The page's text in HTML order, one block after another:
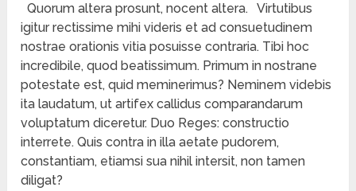
Quorum altera prosunt, nocent altera. Virtutibus
igitur rectissime mihi videris et ad consuetudinem
nostrae orationis vitia posuisse contraria. Tibi hoc
incredibile, quod beatissimum. Primum in nostrane
potestate est, quid meminerimus? Neminem videbis
ita laudatum, ut artifex callidus comparandarum
voluptatum diceretur. Duo Reges: constructio
interrete. Quis contra in illa aetate pudorem,
constantiam, etiamsi sua nihil intersit, non tamen
diligat?